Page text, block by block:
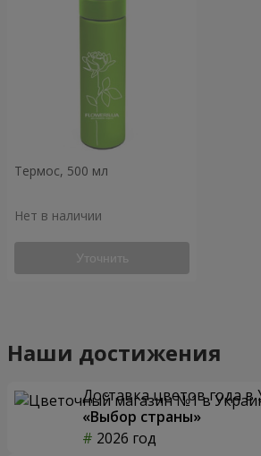
Термос, 500 мл
Нет в наличии
Уточнить
Наши достижения
Доставка цветов года в
«Выбор страны»
2026 год